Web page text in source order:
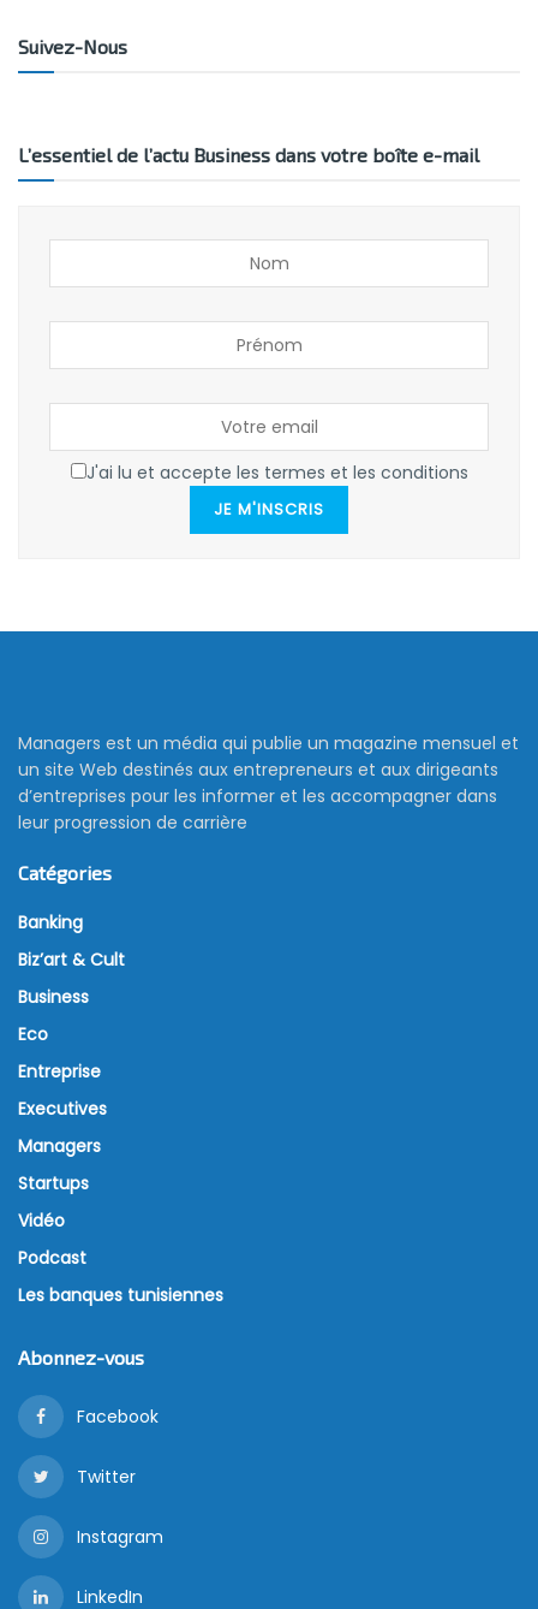
Suivez-Nous
L’essentiel de l’actu Business dans votre boîte e-mail
J'ai lu et accepte les termes et les conditions
JE M'INSCRIS
Managers est un média qui publie un magazine mensuel et
un site Web destinés aux entrepreneurs et aux dirigeants
d’entreprises pour les informer et les accompagner dans
leur progression de carrière
Catégories
Banking
Biz’art & Cult
Business
Eco
Entreprise
Executives
Managers
Startups
Vidéo
Podcast
Les banques tunisiennes
Abonnez-vous
Facebook
Twitter
Instagram
LinkedIn